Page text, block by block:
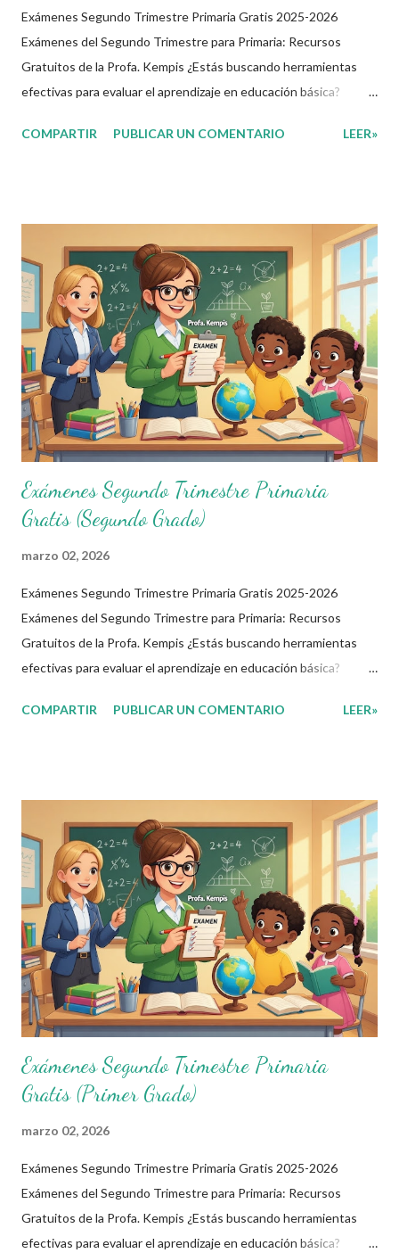
Exámenes Segundo Trimestre Primaria Gratis 2025-2026
Exámenes del Segundo Trimestre para Primaria: Recursos
Gratuitos de la Profa. Kempis ¿Estás buscando herramientas
efectivas para evaluar el aprendizaje en educación básica?
que cubran las asignaturas clave del segundo trimestre,
padres y estudiantes. ¿Qué Son Estos Exámenes y Por Qué Son
Útiles? Estos exámenes del segundo trimestre primaria abarcan
grados de 1° a 6°, enfocados en asignaturas como Lenguajes,
Saberes y Pensamiento Científico, Ética, Naturaleza y
Sociedades, y De lo Humano y lo Comunitario. Diseñados con un
enfoque práctico, incluyen preguntas con imágenes y ejemplos
reales, ideales para plataforma...
COMPARTIR PUBLICAR UN COMENTARIO LEER»
Exámenes Segundo Trimestre Primaria
Gratis (Segundo Grado)
marzo 02, 2026
Exámenes Segundo Trimestre Primaria Gratis 2025-2026
Exámenes del Segundo Trimestre para Primaria: Recursos
Gratuitos de la Profa. Kempis ¿Estás buscando herramientas
efectivas para evaluar el aprendizaje en educación básica?
que cubran las asignaturas clave del segundo trimestre,
padres y estudiantes. ¿Qué Son Estos Exámenes y Por Qué Son
Útiles? Estos exámenes del segundo trimestre primaria abarcan
grados de 1° a 6°, enfocados en asignaturas como Lenguajes,
Saberes y Pensamiento Científico, Ética, Naturaleza y
Sociedades, y De lo Humano y lo Comunitario. Diseñados con un
enfoque práctico, incluyen preguntas con imágenes y ejemplos
reales, ideales para plataforma...
COMPARTIR PUBLICAR UN COMENTARIO LEER»
Exámenes Segundo Trimestre Primaria
Gratis (Primer Grado)
marzo 02, 2026
Exámenes Segundo Trimestre Primaria Gratis 2025-2026
Exámenes del Segundo Trimestre para Primaria: Recursos
Gratuitos de la Profa. Kempis ¿Estás buscando herramientas
efectivas para evaluar el aprendizaje en educación básica?